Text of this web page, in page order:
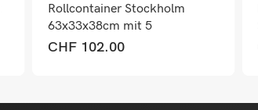
Rollcontainer Stockholm
63x33x38cm mit 5
Schubladen Eiche
CHF102.00